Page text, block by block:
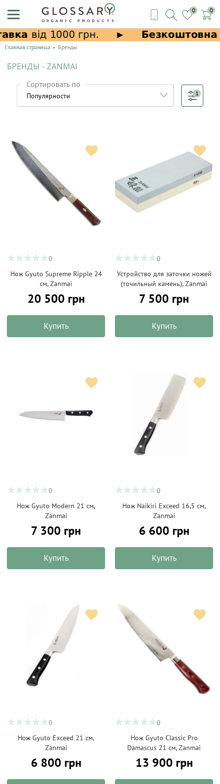
0 0
Главная страница Бренды
БРЕНДЫ - ZANMAI
Сортировать по
1
0
Нож Gyuto Supreme Ripple 24
см, Zanmai
20 500 грн
Купить
0
Устройство для заточки ножей
(точильный камень), Zanmai
7 500 грн
Купить
0
Нож Gyuto Modern 21 см,
Zanmai
7 300 грн
Купить
0
Нож Naikiri Exceed 16,5 см,
Zanmai
6 600 грн
Купить
0
Нож Gyuto Exceed 21 см,
Zanmai
6 800 грн
0
Нож Gyuto Classic Pro
Damascus 21 см, Zanmai
13 900 грн